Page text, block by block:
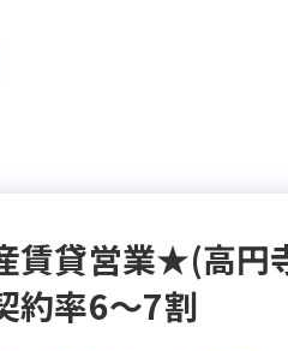
貸営業★(高円
約率6～7割